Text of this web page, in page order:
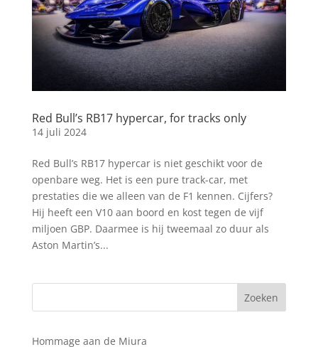
Red Bull’s RB17 hypercar, for tracks only
14 juli 2024
Red Bull’s RB17 hypercar is niet geschikt voor de
openbare weg. Het is een pure track-car, met
prestaties die we alleen van de F1 kennen. Cijfers?
Hij heeft een V10 aan boord en kost tegen de vijf
miljoen GBP. Daarmee is hij tweemaal zo duur als
Aston Martin’s...
Hommage aan de Miura